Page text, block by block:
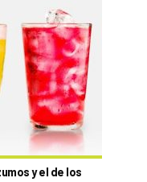
y el de los